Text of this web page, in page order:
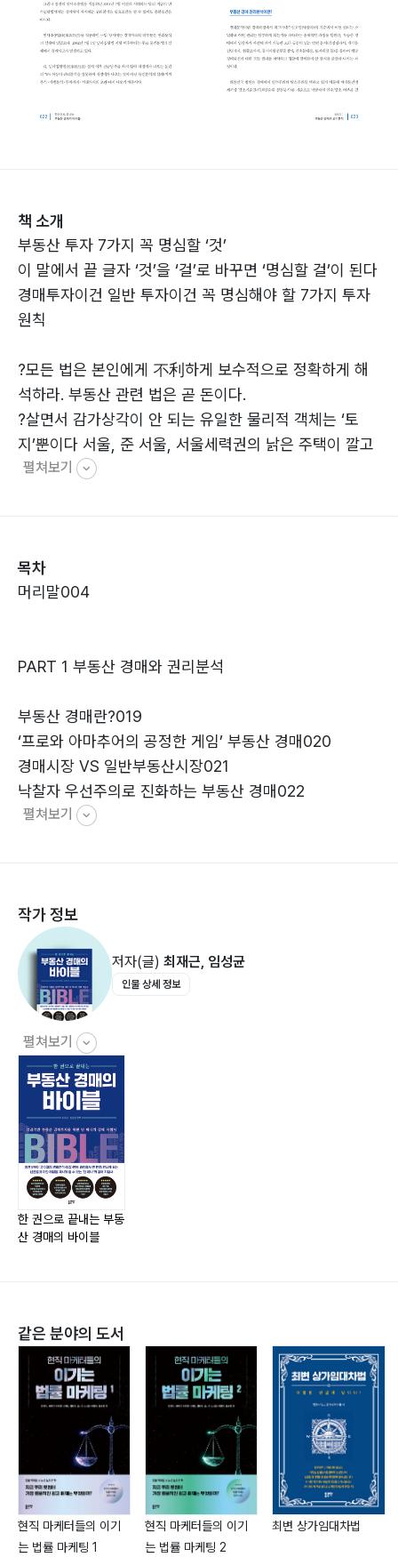
책 소개
부동산 투자 7가지 꼭 명심할 ‘것’
이 말에서 끝 글자 ‘것’을 ‘걸’로 바꾸면 ‘명심할 걸’이 된다
경매투자이건 일반 투자이건 꼭 명심해야 할 7가지 투자
원칙
?모든 법은 본인에게 不利하게 보수적으로 정확하게 해
석하라. 부동산 관련 법은 곧 돈이다.
?살면서 감가상각이 안 되는 유일한 물리적 객체는 ‘토
지’뿐이다 서울, 준 서울, 서울세력권의 낡은 주택이 깔고
있는 대지에 투자하라(재개발/재건축).
?도시의 성장과 개발방향! ‘도시계획’에 주목하라, 돈 되는
정보가 반드시 보일 것이다.
는 악몽으로 다가올 것이다.
인 투자를 위한 첫걸음은 ‘왜 이 물건을 사야하는가’ 하는
고민에서 시작하라.
?PLAN B와 EXIT를 항상 고민하라. 부동산 투자라는 것
이 항상 내 마음과 내 계획대로 진행되는 것은 아님을 명
심하라.
펼쳐보기
목차
머리말004
PART 1 부동산 경매와 권리분석
부동산 경매란?019
‘프로와 아마추어의 공정한 게임’ 부동산 경매020
경매시장 VS 일반부동산시장021
낙찰자 우선주의로 진화하는 부동산 경매022
부동산 경매 권리분석이란?023
CHAPTER 2 ‘공권력’035
집행법원036
경매의 분류037
입찰자가 강제경매와 임의경매를 구분해야 하는 이유?
038
경매절차(요약)039
경매(競買) 준비단계 및 진행절차042
무잉여로 인한 경매 취하049
채권자 매수신고(무잉여)050
매각불허가051
낙찰받았는데, 매각불허가결정이 되었어요. 그 이유는?
입찰보증금 반환받을 수 있나요?055
취소되는 사유058
CHAPTER 3 ‘채무자의 부동산’063
채무자의 부동산063
경매 부동산 정보의 수집065
경매 부동산 찾는 방법067
현장 답사 시 체크 사항068
임장(臨?)활동070
지분(持分)경매072
공유자 우선매수신고075
펼쳐보기
작가 정보
저자(글) 최재근, 임성균
인물 상세 정보
펼쳐보기
한 권으로 끝내는 부동
산 경매의 바이블
같은 분야의 도서
현직 마케터들의 이기
는 법률 마케팅 1
현직 마케터들의 이기
는 법률 마케팅 2
최변 상가임대차법